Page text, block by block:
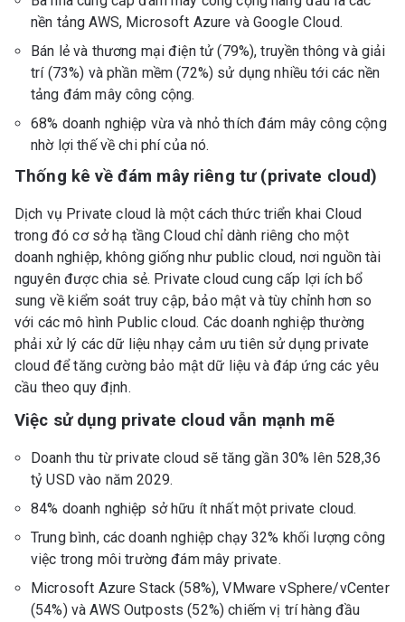
nền tảng AWS, Microsoft Azure và Google Cloud.
Bán lẻ và thương mại điện tử (79%), truyền thông và giải
trí (73%) và phần mềm (72%) sử dụng nhiều tới các nền
tảng đám mây công cộng.
68% doanh nghiệp vừa và nhỏ thích đám mây công cộng
nhờ lợi thế về chi phí của nó.
Thống kê về đám mây riêng tư (private cloud)
Dịch vụ Private cloud là một cách thức triển khai Cloud
trong đó cơ sở hạ tầng Cloud chỉ dành riêng cho một
doanh nghiệp, không giống như public cloud, nơi nguồn tài
nguyên được chia sẻ. Private cloud cung cấp lợi ích bổ
sung về kiểm soát truy cập, bảo mật và tùy chỉnh hơn so
với các mô hình Public cloud. Các doanh nghiệp thường
phải xử lý các dữ liệu nhạy cảm ưu tiên sử dụng private
cloud để tăng cường bảo mật dữ liệu và đáp ứng các yêu
cầu theo quy định.
Việc sử dụng private cloud vẫn mạnh mẽ
Doanh thu từ private cloud sẽ tăng gần 30% lên 528,36
tỷ USD vào năm 2029.
84% doanh nghiệp sở hữu ít nhất một private cloud.
Trung bình, các doanh nghiệp chạy 32% khối lượng công
việc trong môi trường đám mây private.
Microsoft Azure Stack (58%), VMware vSphere/vCenter
(54%) và AWS Outposts (52%) chiếm vị trí hàng đầu